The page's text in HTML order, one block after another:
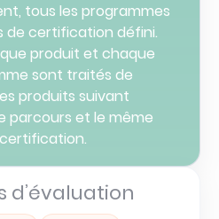
tous les programmes
de certification défini.
produit et chaque
sont traités de
produits suivant
parcours et le même
d’évaluation